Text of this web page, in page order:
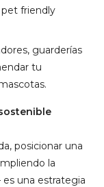
friendly
guarderías
tu
posicionar una
la
una estrategia